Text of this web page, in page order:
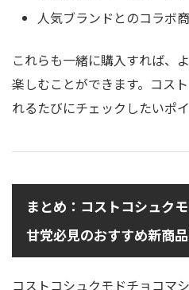
人気ブランドとのコラボ
これらも一緒に購入すれば、
楽しむことができます。コス
れるたびにチェックしたいポイ
まとめ：コストコシュク
甘党必見のおすすめ新商品
コストコシュクモドチョコマ